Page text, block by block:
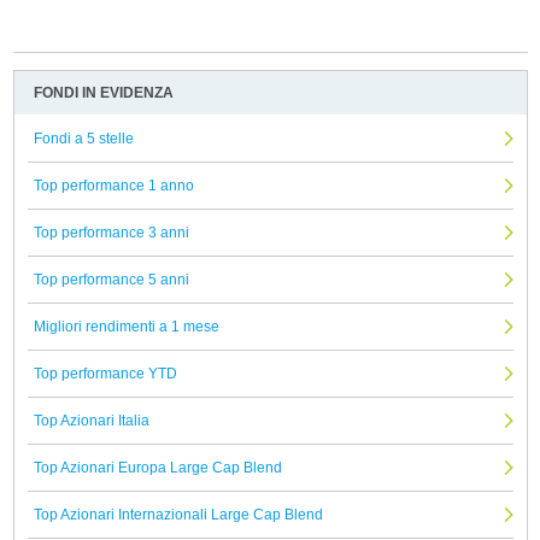
FONDI IN EVIDENZA
Fondi a 5 stelle
Top performance 1 anno
Top performance 3 anni
Top performance 5 anni
Migliori rendimenti a 1 mese
Top performance YTD
Top Azionari Italia
Top Azionari Europa Large Cap Blend
Top Azionari Internazionali Large Cap Blend